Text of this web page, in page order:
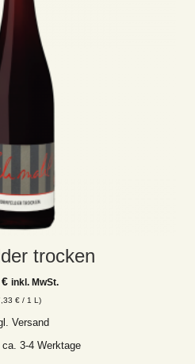
trocken
€ inkl. MwSt.
€ / 1 L)
Versand
3-4 Werktage